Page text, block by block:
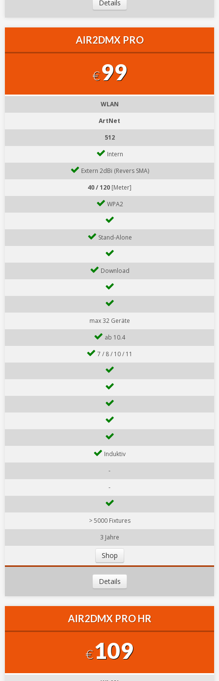
Details
AIR2DMX PRO
€99
WLAN
ArtNet
512
Intern
Extern 2dBi (Revers SMA)
40 / 120 [Meter]
WPA2
Stand-Alone
Download
max 32 Geräte
ab 10.4
7 / 8 / 10 / 11
Induktiv
-
-
> 5000 Fixtures
3 Jahre
Shop
Details
AIR2DMX PRO HR
€109